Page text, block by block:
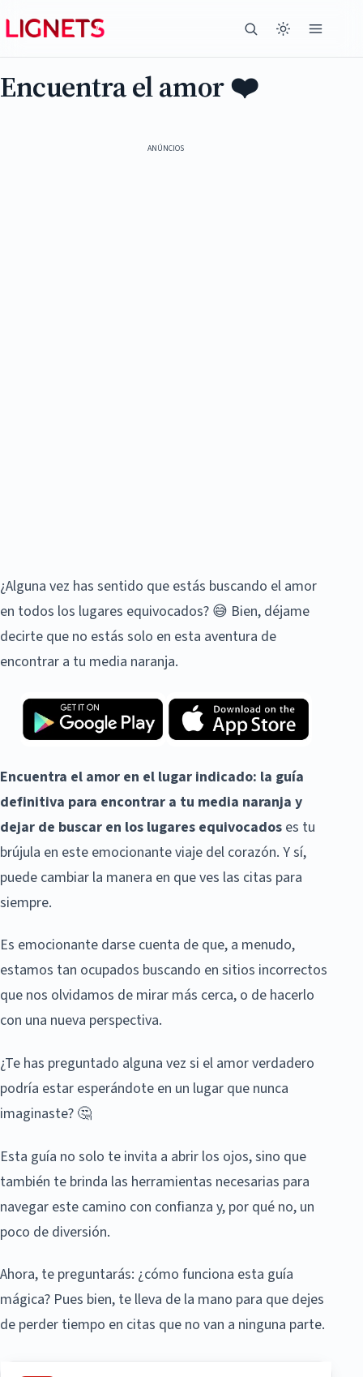
Encuentra el amor ❤️
ANÚNCIOS
¿Alguna vez has sentido que estás buscando el amor
en todos los lugares equivocados? 😅 Bien, déjame
decirte que no estás solo en esta aventura de
encontrar a tu media naranja.
Encuentra el amor en el lugar indicado: la guía
definitiva para encontrar a tu media naranja y
dejar de buscar en los lugares equivocados es tu
brújula en este emocionante viaje del corazón. Y sí,
puede cambiar la manera en que ves las citas para
siempre.
Es emocionante darse cuenta de que, a menudo,
estamos tan ocupados buscando en sitios incorrectos
que nos olvidamos de mirar más cerca, o de hacerlo
con una nueva perspectiva.
¿Te has preguntado alguna vez si el amor verdadero
podría estar esperándote en un lugar que nunca
imaginaste? 🤔
Esta guía no solo te invita a abrir los ojos, sino que
también te brinda las herramientas necesarias para
navegar este camino con confianza y, por qué no, un
poco de diversión.
Ahora, te preguntarás: ¿cómo funciona esta guía
mágica? Pues bien, te lleva de la mano para que dejes
de perder tiempo en citas que no van a ninguna parte.